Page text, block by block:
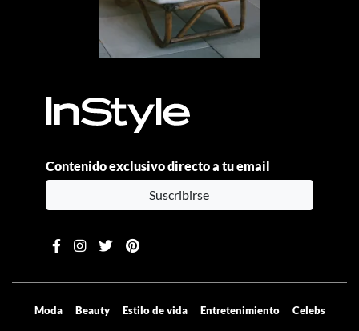
MÁS, POR FAVOR